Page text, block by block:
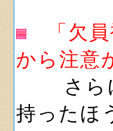
「欠
から注意
さらに
持ったほ